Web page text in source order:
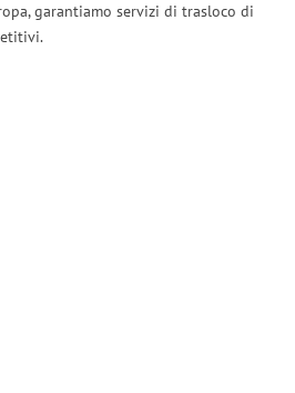
garantiamo servizi di trasloco di